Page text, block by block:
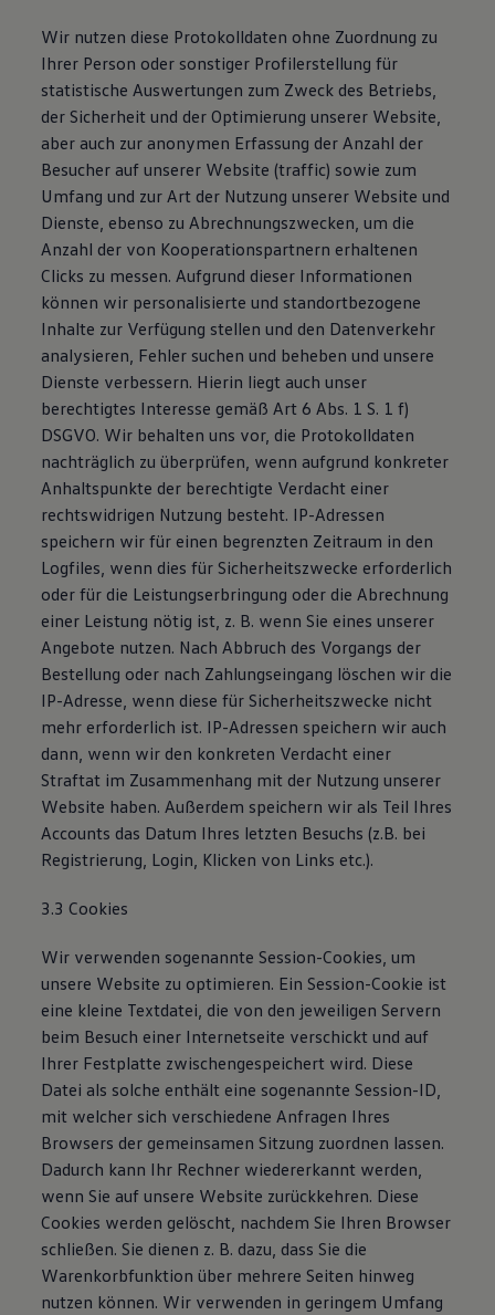
Wir nutzen diese Protokolldaten ohne Zuordnung zu
Ihrer Person oder sonstiger Profilerstellung für
statistische Auswertungen zum Zweck des Betriebs,
der Sicherheit und der Optimierung unserer Website,
aber auch zur anonymen Erfassung der Anzahl der
Besucher auf unserer Website (traffic) sowie zum
Umfang und zur Art der Nutzung unserer Website und
Dienste, ebenso zu Abrechnungszwecken, um die
Anzahl der von Kooperationspartnern erhaltenen
Clicks zu messen. Aufgrund dieser Informationen
können wir personalisierte und standortbezogene
Inhalte zur Verfügung stellen und den Datenverkehr
analysieren, Fehler suchen und beheben und unsere
Dienste verbessern. Hierin liegt auch unser
berechtigtes Interesse gemäß Art 6 Abs. 1 S. 1 f)
DSGVO. Wir behalten uns vor, die Protokolldaten
nachträglich zu überprüfen, wenn aufgrund konkreter
Anhaltspunkte der berechtigte Verdacht einer
rechtswidrigen Nutzung besteht. IP-Adressen
speichern wir für einen begrenzten Zeitraum in den
Logfiles, wenn dies für Sicherheitszwecke erforderlich
oder für die Leistungserbringung oder die Abrechnung
einer Leistung nötig ist, z. B. wenn Sie eines unserer
Angebote nutzen. Nach Abbruch des Vorgangs der
Bestellung oder nach Zahlungseingang löschen wir die
IP-Adresse, wenn diese für Sicherheitszwecke nicht
mehr erforderlich ist. IP-Adressen speichern wir auch
dann, wenn wir den konkreten Verdacht einer
Straftat im Zusammenhang mit der Nutzung unserer
Website haben. Außerdem speichern wir als Teil Ihres
Accounts das Datum Ihres letzten Besuchs (z.B. bei
Registrierung, Login, Klicken von Links etc.).
3.3 Cookies
Wir verwenden sogenannte Session-Cookies, um
unsere Website zu optimieren. Ein Session-Cookie ist
eine kleine Textdatei, die von den jeweiligen Servern
beim Besuch einer Internetseite verschickt und auf
Ihrer Festplatte zwischengespeichert wird. Diese
Datei als solche enthält eine sogenannte Session-ID,
mit welcher sich verschiedene Anfragen Ihres
Browsers der gemeinsamen Sitzung zuordnen lassen.
Dadurch kann Ihr Rechner wiedererkannt werden,
wenn Sie auf unsere Website zurückkehren. Diese
Cookies werden gelöscht, nachdem Sie Ihren Browser
schließen. Sie dienen z. B. dazu, dass Sie die
Warenkorbfunktion über mehrere Seiten hinweg
nutzen können. Wir verwenden in geringem Umfang